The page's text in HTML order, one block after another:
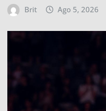
Brit Ago 5, 2026